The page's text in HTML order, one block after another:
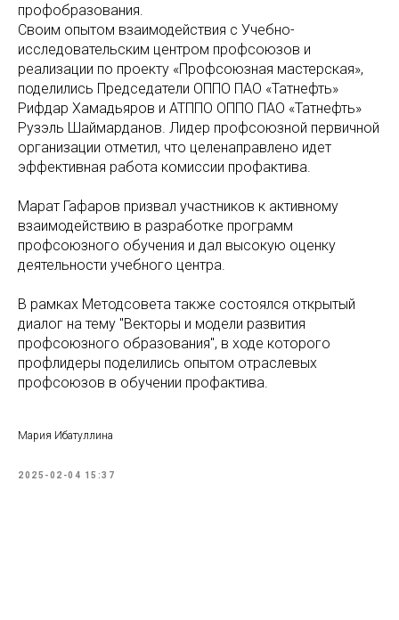
профобразования.
Своим опытом взаимодействия с Учебно-
исследовательским центром профсоюзов и
реализации по проекту «Профсоюзная мастерская»,
поделились Председатели ОППО ПАО «Татнефть»
Рифдар Хамадьяров и АТППО ОППО ПАО «Татнефть»
Рузэль Шаймарданов. Лидер профсоюзной первичной
организации отметил, что целенаправлено идет
эффективная работа комиссии профактива.
Марат Гафаров призвал участников к активному
взаимодействию в разработке программ
профсоюзного обучения и дал высокую оценку
деятельности учебного центра.
В рамках Методсовета также состоялся открытый
диалог на тему "Векторы и модели развития
профсоюзного образования", в ходе которого
профлидеры поделились опытом отраслевых
профсоюзов в обучении профактива.
Мария Ибатуллина
2025-02-04 15:37